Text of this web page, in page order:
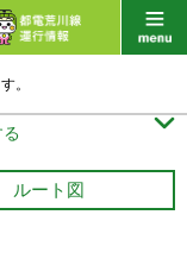
。

ルート図